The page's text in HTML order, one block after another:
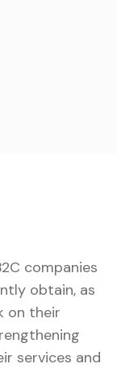
companies
obtain, as
on their
services and